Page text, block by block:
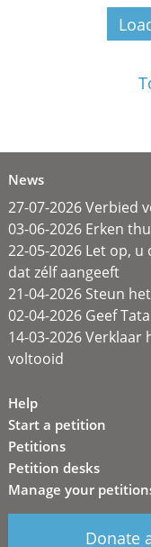
News
27-07-2026 Verbied
03-06-2026 Erken
22-05-2026 Let op,
dat zélf aangeeft
21-04-2026 Steun
02-04-2026 Geef
14-03-2026
voltooid
Help
Start a petition
Petitions
Petition desks
Manage your
Donate